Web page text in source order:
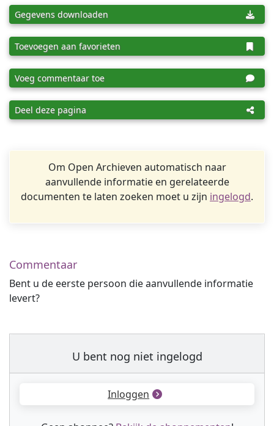
Gegevens downloaden
Toevoegen aan favorieten
Voeg commentaar toe
Deel deze pagina
Om Open Archieven automatisch naar
aanvullende informatie en gerelateerde
documenten te laten zoeken moet u zijn ingelogd.
Commentaar
Bent u de eerste persoon die aanvullende informatie
levert?
U bent nog niet ingelogd
Inloggen